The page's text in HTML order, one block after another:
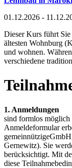
01.12.2026 -
Dieser Kurs führt
ältesten Wohnburg
und wohnen.
verschiedene
1. Anmeldungen
sind formlos möglich
Anmeldeformular
Gernewitz). Sie
berücksichtigt. Mit
diese